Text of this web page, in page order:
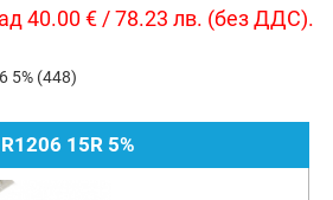
40.00 € / 78.23 лв. (без ДДС).
5% (448)
R1206 15R 5%